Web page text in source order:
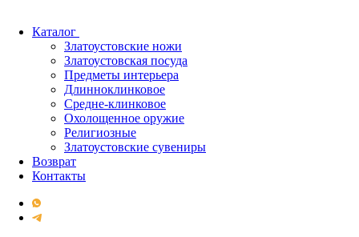
Каталог
Златоустовские ножи
Златоустовская посуда
Предметы интерьера
Длинноклинковое
Средне-клинковое
Охолощенное оружие
Религиозные
Златоустовские сувениры
Возврат
Контакты